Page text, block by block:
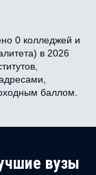
0 колледжей и
в 2026
баллом.
вузы